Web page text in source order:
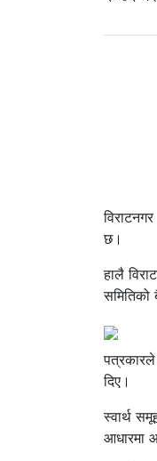
छ।
हालै
समितिको
दिए।
स्वार्थ
आधारमा